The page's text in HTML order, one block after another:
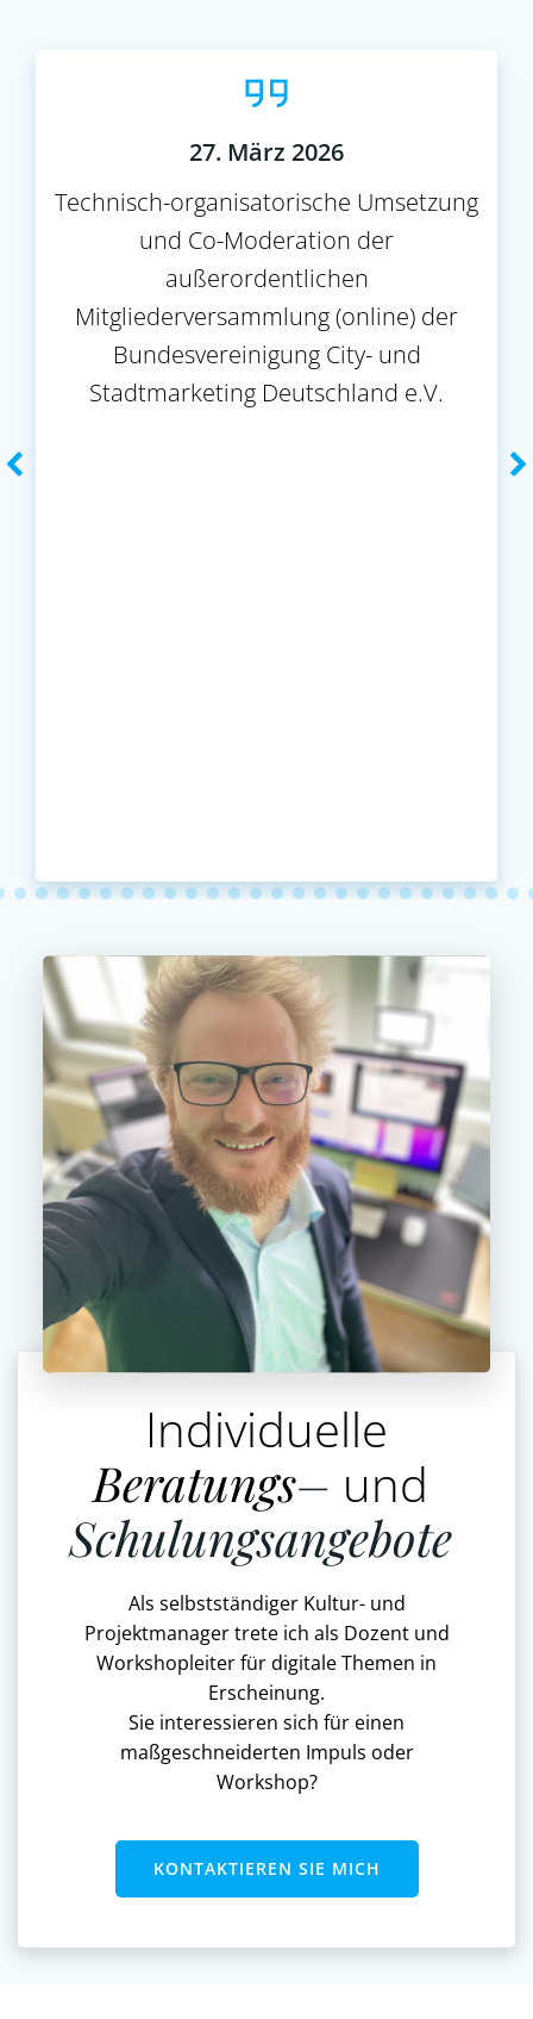
27. März 2026
Technisch-organisatorische Umsetzung
und Co-Moderation der
außerordentlichen
Mitgliederversammlung (online) der
Bundesvereinigung City- und
Stadtmarketing Deutschland e.V.
Individuelle
Beratungs– und
Schulungsangebote
Als selbstständiger Kultur- und
Projektmanager trete ich als Dozent und
Workshopleiter für digitale Themen in
Erscheinung.
Sie interessieren sich für einen
maßgeschneiderten Impuls oder
Workshop?
KONTAKTIEREN SIE MICH